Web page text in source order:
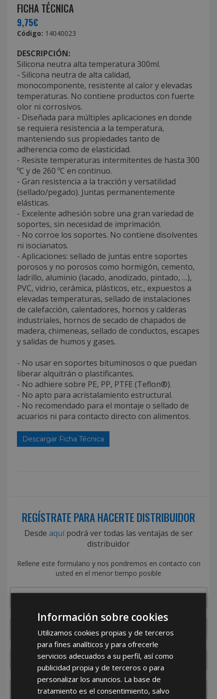
FICHA TÉCNICA
9,75€
Código: 14040023
DESCRIPCIÓN:
Silicona neutra alta temperatura 300ml.
- Silicona neutra de alta calidad,
monocomponente, resistente al calor y elevadas
temperaturas. No contiene productos con fuerte
olor ni corrosivos.
- Diseñada para múltiples aplicaciones en donde
se requiera resistencia a la temperatura,
manteniendo sus propiedades tanto de
adherencia como de elasticidad.
- Resiste temperaturas intermitentes de hasta 300
ºC y de 260 ºC en continuo.
- Gran resistencia a la tracción y versatilidad
(sellado/pegado). Juntas permanentemente
elásticas.
- Excelente adhesión sobre una gran variedad de
soportes, sin necesidad de imprimación.
- No corroe los soportes. No contiene disolventes
ni isocianatos.
- Aplicaciones: sellado de juntas entre soportes
porosos y no porosos como hormigón, cemento,
ladrillo, aluminio (lacado, anodizado, pintado, …),
PVC, vidrio, cerámica, plásticos, etc., expuestos a
elevadas temperaturas, sellado de instalaciones
de calefacción, calentadores, hornos y calderas
industriales, hornos de secado de chapados de
madera, chimeneas, sellado de conductos, escapes
y salidas de humos y gases.
- No usar en soportes bituminosos o que puedan
liberar alquitrán o plastificantes.
- No adhiere sobre PE, PP, PTFE (Teflon®).
- No apto para acristalamiento estructural.
- No recomendado para el montaje o sellado de
acuarios ni para contacto directo con alimentos.
Descargar Ficha Técnica
REGÍSTRATE PARA HACERTE DISTRIBUIDOR
Desde aquípodrá ver todas las ventajas de ser
distribuidor
Rellene este formulario y nos pondremos en contacto con
usted en el menor tiempo posible
Información sobre cookies
Utilizamos cookies propias y de terceros
para fines analíticos y para ofrecerle
servicios adecuados a su perfil, así como
publicidad propia y de terceros o para
personalizar los anuncios. La base de
tratamiento es el consentimiento, salvo